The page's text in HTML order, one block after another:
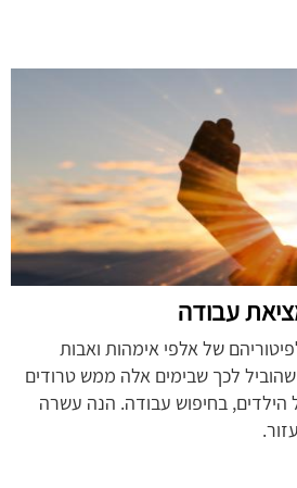
עבודה
של אלפי אימהות ואבות
לכך שבימים אלה ממש טרודים
הילדים, בחיפוש עבודה. הנה עשרה